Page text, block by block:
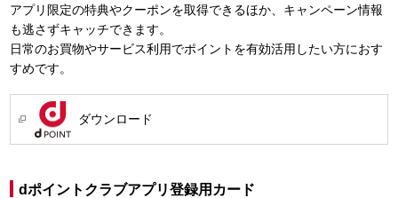
アプリ限定の特典やクーポンを取得できるほか、キャンペーン情報
も逃さずキャッチできます。
日常のお買物やサービス利用でポイントを有効活用したい方におす
すめです。
ダウンロード
dポイントクラブアプリ登録用カード